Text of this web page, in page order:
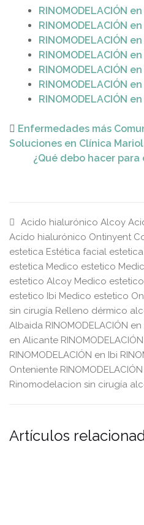
RINOMODELACIÓN
RINOMODELACIÓN
RINOMODELACIÓN
RINOMODELACIÓN
RINOMODELACIÓN
RINOMODELACIÓN
RINOMODELACIÓN
Enfermedades más
Soluciones en Clínica
¿Qué debo hacer
Acido hialurónico Alcoy
Acido hialurónico Ontinyent
estetica Estética facial
estetica Medico estetico
estetico Alcoy Medico
estetico Ibi Medico estetico
sin cirugía Relleno dérmico
Albaida RINOMODELACIÓN
en Alicante
RINOMODELACIÓN en Ibi
Onteniente
Rinomodelacion sin cirugía
Artículos